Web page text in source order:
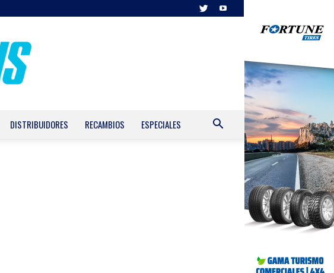
DISTRIBUIDORES RECAMBIOS ESPECIALES